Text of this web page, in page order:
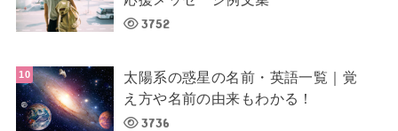
3752
太陽系の惑星の名前・英語一覧｜覚
え方や名前の由来もわかる！
3736